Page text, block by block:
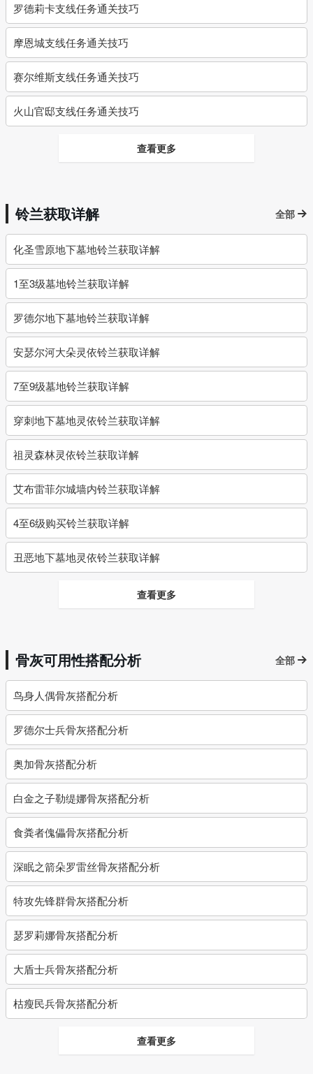
罗德莉卡支线任务通关技巧
摩恩城支线任务通关技巧
赛尔维斯支线任务通关技巧
火山官邸支线任务通关技巧
查看更多
铃兰获取详解 全部
化圣雪原地下墓地铃兰获取详解
1至3级墓地铃兰获取详解
罗德尔地下墓地铃兰获取详解
安瑟尔河大朵灵依铃兰获取详解
7至9级墓地铃兰获取详解
穿刺地下墓地灵依铃兰获取详解
祖灵森林灵依铃兰获取详解
艾布雷菲尔城墙内铃兰获取详解
4至6级购买铃兰获取详解
丑恶地下墓地灵依铃兰获取详解
查看更多
骨灰可用性搭配分析 全部
鸟身人偶骨灰搭配分析
罗德尔士兵骨灰搭配分析
奥加骨灰搭配分析
白金之子勒缇娜骨灰搭配分析
食粪者傀儡骨灰搭配分析
深眠之箭朵罗雷丝骨灰搭配分析
特攻先锋群骨灰搭配分析
瑟罗莉娜骨灰搭配分析
大盾士兵骨灰搭配分析
枯瘦民兵骨灰搭配分析
查看更多